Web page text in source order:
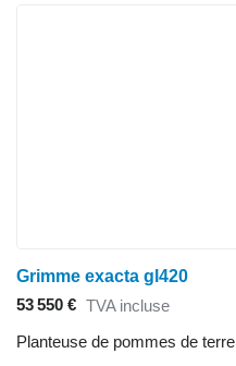
Grimme exacta gl420
53 550 € TVA incluse
Planteuse de pommes de terre